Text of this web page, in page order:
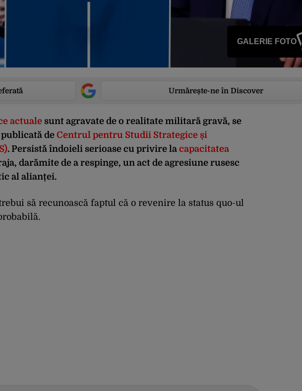
GALERIE FOTO
Urmărește-ne în Discover
actuale sunt agravate de o realitate militară gravă, se
de Centrul pentru Studii Strategice și
. Persistă îndoieli serioase cu privire la capacitatea
darămite de a respinge, un act de agresiune rusesc
al alianței.
să recunoască faptul că o revenire la status quo-ul